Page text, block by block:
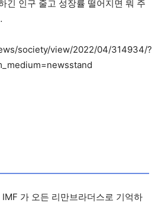
긴 인구 줄고 성장률 떨어지면 뭐 주
society/view/2022/04/314934/?
가 오든 리만브라더스로 기억하